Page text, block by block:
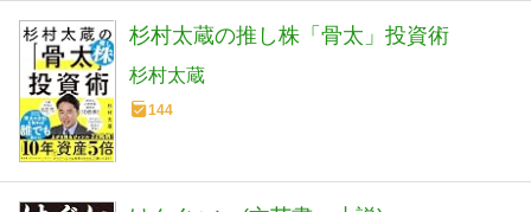
杉村太蔵の推し株「骨太」投資術
杉村太蔵
144